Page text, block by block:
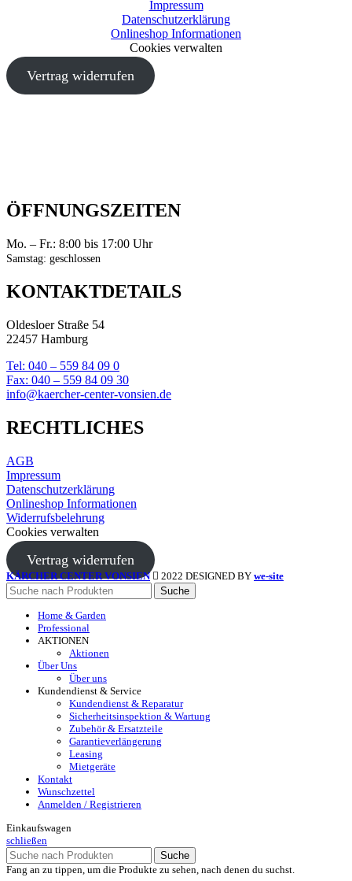
Impressum
Datenschutzerklärung
Onlineshop Informationen
Cookies verwalten
Vertrag widerrufen
ÖFFNUNGSZEITEN
Mo. – Fr.: 8:00 bis 17:00 Uhr
Samstag: geschlossen
KONTAKTDETAILS
Oldesloer Straße 54
22457 Hamburg
Tel: 040 – 559 84 09 0
Fax: 040 – 559 84 09 30
info@kaercher-center-vonsien.de
RECHTLICHES
AGB
Impressum
Datenschutzerklärung
Onlineshop Informationen
Widerrufsbelehrung
Cookies verwalten
Vertrag widerrufen
KÄRCHER CENTER VONSIEN 2022 DESIGNED BY we-site
Suche
Home & Garden
Professional
AKTIONEN
Aktionen
Über Uns
Über uns
Kundendienst & Service
Kundendienst & Reparatur
Sicherheitsinspektion & Wartung
Zubehör & Ersatzteile
Garantieverlängerung
Leasing
Mietgeräte
Kontakt
Wunschzettel
Anmelden / Registrieren
Einkaufswagen
schließen
Suche
Fang an zu tippen, um die Produkte zu sehen, nach denen du suchst.